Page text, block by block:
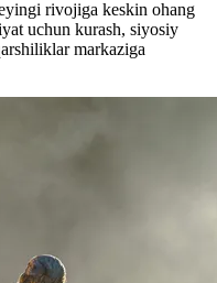
rivojiga keskin ohang
uchun kurash, siyosiy
markaziga